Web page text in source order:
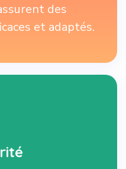
des
et adaptés.